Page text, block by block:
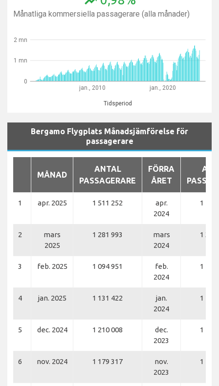
Månatliga kommersiella passagerare (alla månader)
jan., 2010 jan., 2020
Tidsperiod
0
1 mn
2 mn
Bergamo Flygplats Månadsjämförelse för
passagerare
MÅNAD
ANTAL
PASSAGERARE
FÖRRA
ÅRET
1 apr. 2025 1 511 252
apr.
2024
1 496
2
mars
2025
1 281 993
mars
2024
1 351
3 feb. 2025 1 094 951
feb.
2024
1 152
4 jan. 2025 1 131 422
jan.
2024
1 237
5 dec. 2024 1 210 008
dec.
2023
1 256
6 nov. 2024 1 179 317
nov.
2023
1 167